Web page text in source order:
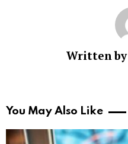
Written by
You May Also Like